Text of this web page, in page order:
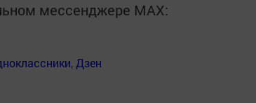
мессенджере MАХ:
, Дзен